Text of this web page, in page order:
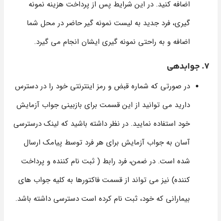
اضافه کنید. در این شرایط پس از پرداخت هزینه نمونه
گیری، فرد جدید به لیست نمونه گیر حاضر در محل شما
اضافه و به راحتی نمونه گیری ایشان انجام می گیرد.
7. جوابدهی
در صورتی که شماره قبض و رمز اینترنتی خود را در دسترس
دارید می توانید از این قسمت برای بازبینی جواب آزمایش
خود استفاده نمایید. در نظر داشته باشید که لینک درسترسی
آسان به جواب آزمایش برای هر فرد توسط پیامک ارسال
شده است. در ضمن، فرد رابط ( ثبت نام کننده و پرداخت
کننده) نیز می تواند از قسمت فاکتورها به کلیه جواب های
بیمارانی که خود، ثبت نام کرده است دسترسی داشته باشد.